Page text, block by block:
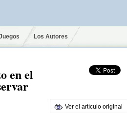
Los Autores
en el
Ver el artículo original